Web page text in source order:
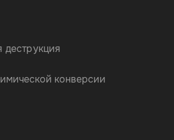
деструкция
конверсии